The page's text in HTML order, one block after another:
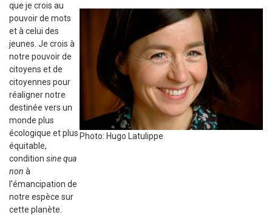
que je crois au
pouvoir de mots
et à celui des
jeunes. Je crois à
notre pouvoir de
citoyens et de
citoyennes pour
réaligner notre
destinée vers un
monde plus
écologique et plus
équitable,
condition sine qua
non à
l'émancipation de
notre espèce sur
cette planète.
Photo: Hugo Latulippe